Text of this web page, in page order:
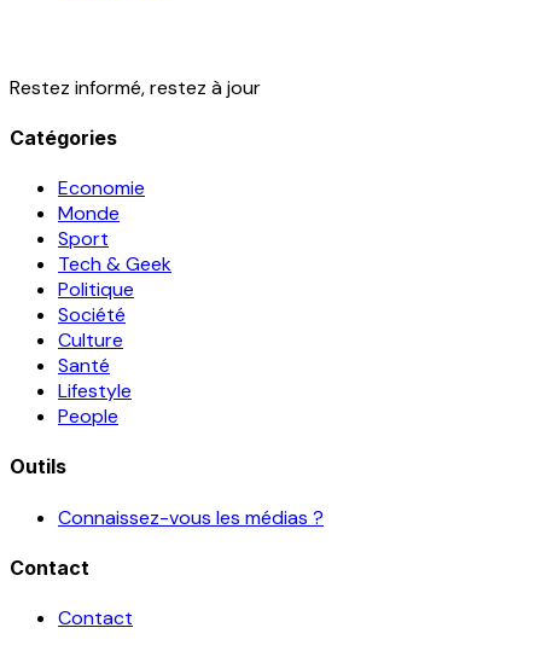
Restez informé, restez à jour
Catégories
Economie
Monde
Sport
Tech & Geek
Politique
Société
Culture
Santé
Lifestyle
People
Outils
Connaissez-vous les médias ?
Contact
Contact